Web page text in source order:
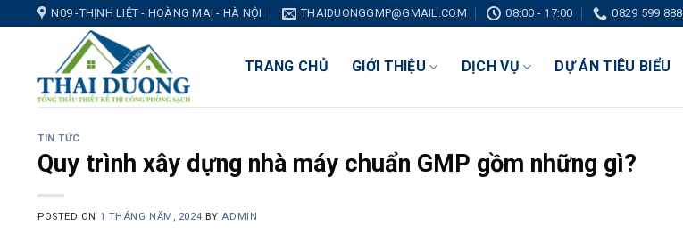
N09 -THỊNH LIỆT - HOÀNG MAI - HÀ NỘI THAIDUONGGMP@GMAIL.COM 08:00 - 17:00 0829 599 888
TRANG CHỦ GIỚI THIỆU DỊCH VỤ DỰ ÁN TIÊU BIỂU
TIN TỨC
Quy trình xây dựng nhà máy chuẩn GMP gồm những gì?
POSTED ON 1 THÁNG NĂM, 2024 BY ADMIN